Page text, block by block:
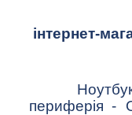
інтернет-
периферія -